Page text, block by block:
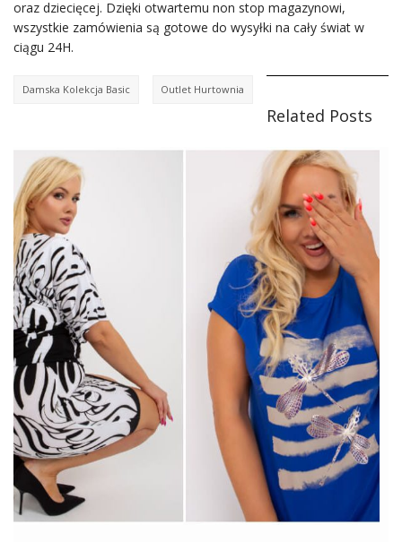
oraz dziecięcej. Dzięki otwartemu non stop magazynowi,
wszystkie zamówienia są gotowe do wysyłki na cały świat w
ciągu 24H.
Damska Kolekcja Basic Outlet Hurtownia
Related Posts